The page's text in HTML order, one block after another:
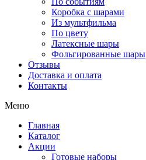
Коробка с шарами
Из мультфильма
По цвету
Латексные шары
Фольгированные шары
Отзывы
Доставка и оплата
Контакты
Меню
Главная
Каталог
Акции
Готовые наборы